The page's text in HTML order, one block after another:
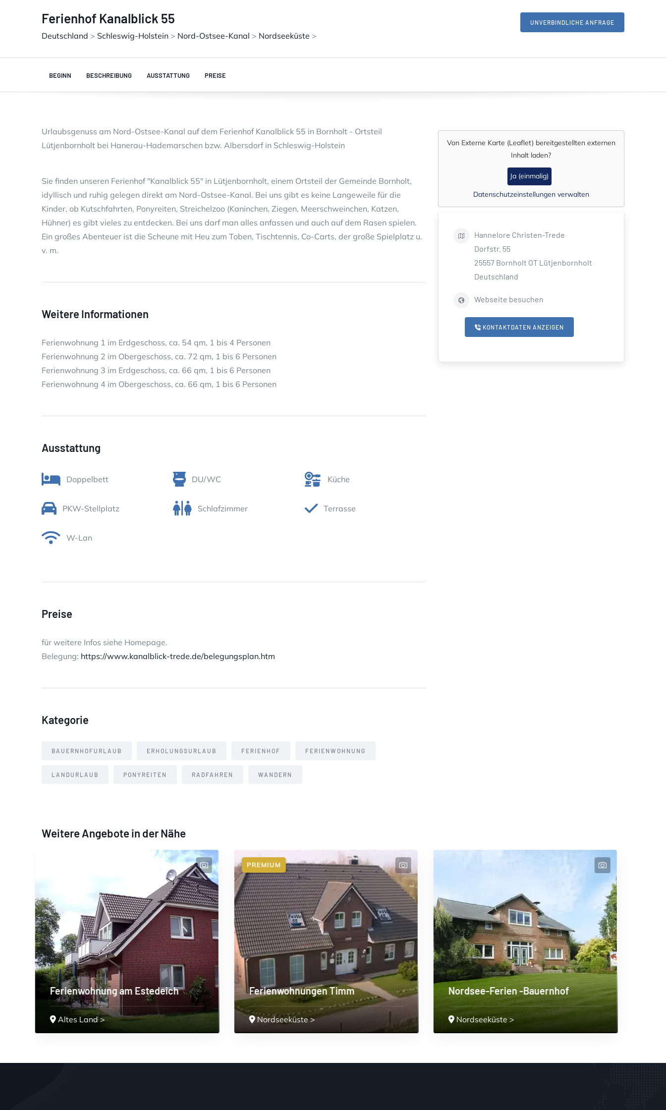
Ferienhof Kanalblick 55
Deutschland > Schleswig-Holstein > Nord-Ostsee-Kanal > Nordseeküste >
UNVERBINDLICHE ANFRAGE
BEGINN BESCHREIBUNG AUSSTATTUNG PREISE
Urlaubsgenuss am Nord-Ostsee-Kanal auf dem Ferienhof Kanalblick 55 in Bornholt - Ortsteil
Lütjenbornholt bei Hanerau-Hademarschen bzw. Albersdorf in Schleswig-Holstein
Sie finden unseren Ferienhof "Kanalblick 55" in Lütjenbornholt, einem Ortsteil der Gemeinde Bornholt,
idyllisch und ruhig gelegen direkt am Nord-Ostsee-Kanal. Bei uns gibt es keine Langeweile für die
Kinder, ob Kutschfahrten, Ponyreiten, Streichelzoo (Kaninchen, Ziegen, Meerschweinchen, Katzen,
Hühner) es gibt vieles zu entdecken. Bei uns darf man alles anfassen und auch auf dem Rasen spielen.
Ein großes Abenteuer ist die Scheune mit Heu zum Toben, Tischtennis, Co-Carts, der große Spielplatz u.
v. m.
Weitere Informationen
Ferienwohnung 1 im Erdgeschoss, ca. 54 qm, 1 bis 4 Personen
Ferienwohnung 2 im Obergeschoss, ca. 72 qm, 1 bis 6 Personen
Ferienwohnung 3 im Erdgeschoss, ca. 66 qm, 1 bis 6 Personen
Ferienwohnung 4 im Obergeschoss, ca. 66 qm, 1 bis 6 Personen
Ausstattung
Doppelbett DU/WC Küche
PKW-Stellplatz Schlafzimmer Terrasse
W-Lan
Preise
für weitere Infos siehe Homepage.
Belegung: https://www.kanalblick-trede.de/belegungsplan.htm
Kategorie
BAUERNHOFURLAUB ERHOLUNGSURLAUB FERIENHOF FERIENWOHNUNG
LANDURLAUB PONYREITEN RADFAHREN WANDERN
Von Externe Karte (Leaflet) bereitgestellten externen
Inhalt laden?
Ja (einmalig)
Datenschutzeinstellungen verwalten
Hannelore Christen-Trede
Dorfstr. 55
25557 Bornholt OT Lütjenbornholt
Deutschland
Webseite besuchen
KONTAKTDATEN ANZEIGEN
Weitere Angebote in der Nähe
Ferienwohnungen Timm
Nordseeküste>
Nordsee-Ferien -Bauernhof
Nordseeküste